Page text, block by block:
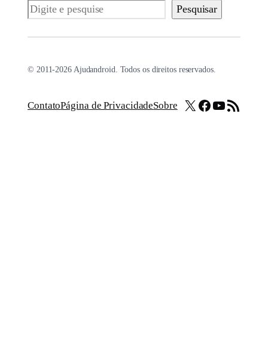
Pesquisar Pesquisar
© 2011-2026 Ajudandroid. Todos os direitos reservados.
ContatoPágina de PrivacidadeSobre X Facebook
Youtube
Feed RSS